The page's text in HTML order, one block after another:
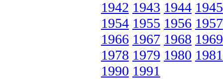
1942 1943 1944 1945
1954 1955 1956 1957
1966 1967 1968 1969
1978 1979 1980 1981
1990 1991